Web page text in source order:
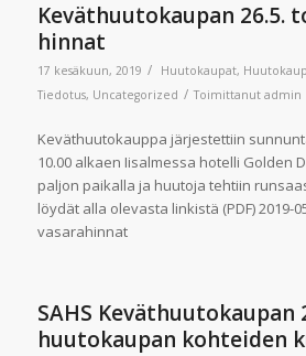
Keväthuutokaupan 26.5.
hinnat
17 kesäkuun, 2019 / Huutokaupat,
Tiedotus, Uncategorized / Toimittanut admin
Keväthuutokauppa järjestettiin
10.00 alkaen Iisalmessa hotelli Golden
paljon paikalla ja huutoja tehtiin
löydät alla olevasta linkistä (PDF) 2019-
vasarahinnat
SAHS Keväthuutokaupan
huutokaupan kohteiden